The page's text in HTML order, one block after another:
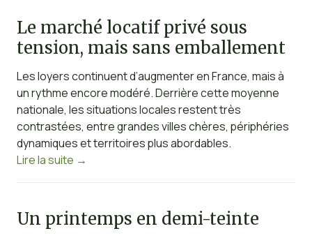
Le marché locatif privé sous
tension, mais sans emballement
Les loyers continuent d’augmenter en France, mais à
un rythme encore modéré. Derrière cette moyenne
nationale, les situations locales restent très
contrastées, entre grandes villes chères, périphéries
dynamiques et territoires plus abordables.
Lire la suite →
Un printemps en demi-teinte